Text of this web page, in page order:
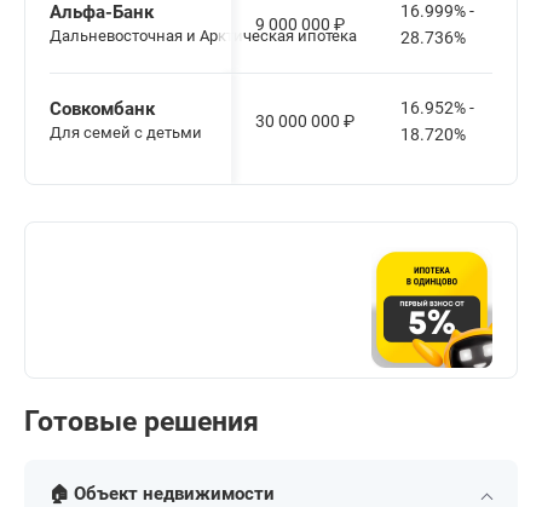
Альфа-Банк
Дальневосточная и Арктическая ипотека
9 000 000 ₽
16.999% -
28.736%
Совкомбанк
Для семей с детьми
30 000 000 ₽
16.952% -
18.720%
Готовые решения
🏠 Объект недвижимости